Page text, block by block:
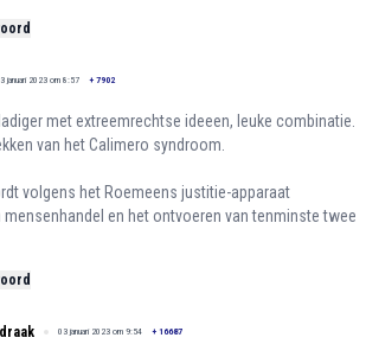
januari 2023 om 8:57 + 7902
met extreemrechtse ideeen, leuke combinatie.
van het Calimero syndroom.
volgens het Roemeens justitie-apparaat
mensenhandel en het ontvoeren van tenminste twee
03 januari 2023 om 9:54 + 16687